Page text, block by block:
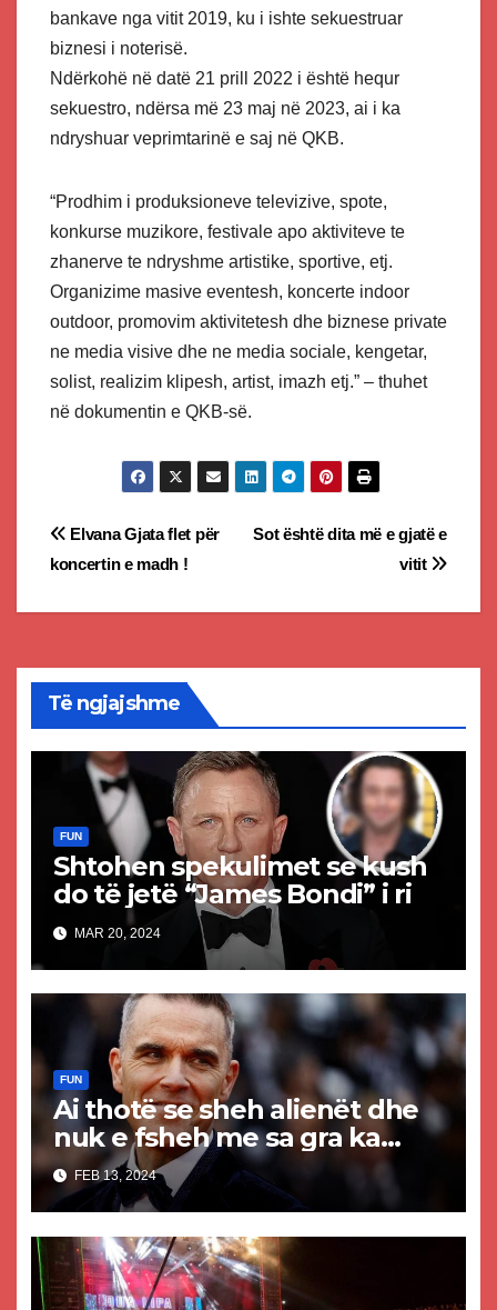
bankave nga vitit 2019, ku i ishte sekuestruar
biznesi i noterisë.
Ndërkohë në datë 21 prill 2022 i është hequr
sekuestro, ndërsa më 23 maj në 2023, ai i ka
ndryshuar veprimtarinë e saj në QKB.
“Prodhim i produksioneve televizive, spote,
konkurse muzikore, festivale apo aktiviteve te
zhanerve te ndryshme artistike, sportive, etj.
Organizime masive eventesh, koncerte indoor
outdoor, promovim aktivitetesh dhe biznese private
ne media visive dhe ne media sociale, kengetar,
solist, realizim klipesh, artist, imazh etj.” – thuhet
në dokumentin e QKB-së.
Post
Sot është dita më e gjatë e
vitit
Elvana Gjata flet për
koncertin e madh !
Të ngjajshme
FUN
Shtohen spekulimet se kush
do të jetë “James Bondi” i ri
MAR 20, 2024
FUN
Ai thotë se sheh alienët dhe
nuk e fsheh me sa gra ka
qenë: Robbie Williams feston
ditëlindjen e tij të 50-të
FEB 13, 2024